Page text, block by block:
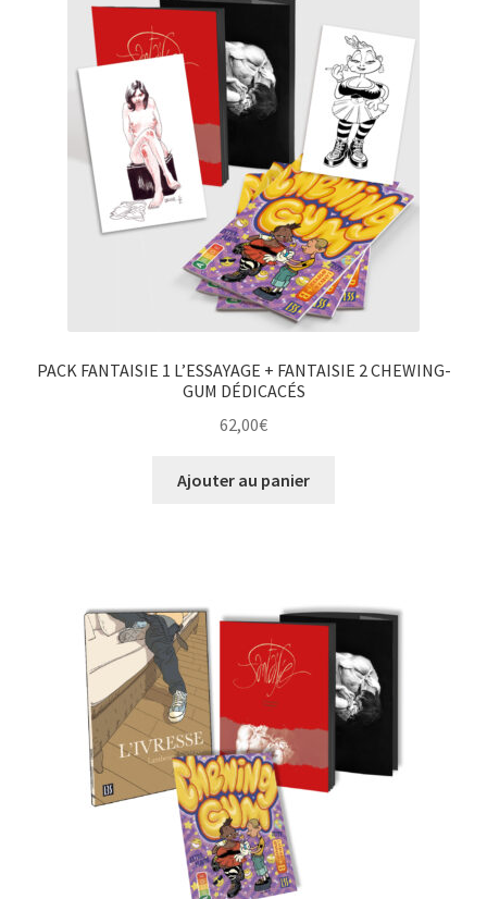
PACK FANTAISIE 1 L’ESSAYAGE + FANTAISIE 2 CHEWING-
GUM DÉDICACÉS
62,00€
Ajouter au panier